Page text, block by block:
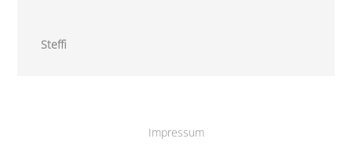
Steffi
Impressum